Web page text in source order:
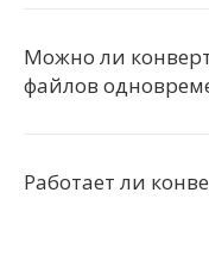
Можно ли
файлов
Работает ли